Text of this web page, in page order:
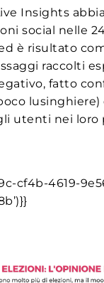
Insights
social nelle
è risultato
raccolti
fatto
lusinghiere)
utenti nei loro
cf4b-4619-